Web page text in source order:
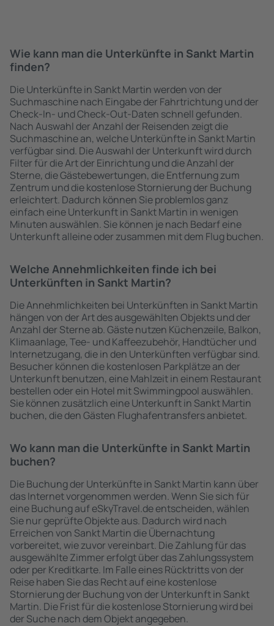
Wie kann man die Unterkünfte in Sankt Martin
finden?
Die Unterkünfte in Sankt Martin werden von der
Suchmaschine nach Eingabe der Fahrtrichtung und der
Check-In- und Check-Out-Daten schnell gefunden.
Nach Auswahl der Anzahl der Reisenden zeigt die
Suchmaschine an, welche Unterkünfte in Sankt Martin
verfügbar sind. Die Auswahl der Unterkunft wird durch
Filter für die Art der Einrichtung und die Anzahl der
Sterne, die Gästebewertungen, die Entfernung zum
Zentrum und die kostenlose Stornierung der Buchung
erleichtert. Dadurch können Sie problemlos ganz
einfach eine Unterkunft in Sankt Martin in wenigen
Minuten auswählen. Sie können je nach Bedarf eine
Unterkunft alleine oder zusammen mit dem Flug buchen.
Welche Annehmlichkeiten finde ich bei
Unterkünften in Sankt Martin?
Die Annehmlichkeiten bei Unterkünften in Sankt Martin
hängen von der Art des ausgewählten Objekts und der
Anzahl der Sterne ab. Gäste nutzen Küchenzeile, Balkon,
Klimaanlage, Tee- und Kaffeezubehör, Handtücher und
Internetzugang, die in den Unterkünften verfügbar sind.
Besucher können die kostenlosen Parkplätze an der
Unterkunft benutzen, eine Mahlzeit in einem Restaurant
bestellen oder ein Hotel mit Swimmingpool auswählen.
Sie können zusätzlich eine Unterkunft in Sankt Martin
buchen, die den Gästen Flughafentransfers anbietet.
Wo kann man die Unterkünfte in Sankt Martin
buchen?
Die Buchung der Unterkünfte in Sankt Martin kann über
das Internet vorgenommen werden. Wenn Sie sich für
eine Buchung auf eSkyTravel.de entscheiden, wählen
Sie nur geprüfte Objekte aus. Dadurch wird nach
Erreichen von Sankt Martin die Übernachtung
vorbereitet, wie zuvor vereinbart. Die Zahlung für das
ausgewählte Zimmer erfolgt über das Zahlungssystem
oder per Kreditkarte. Im Falle eines Rücktritts von der
Reise haben Sie das Recht auf eine kostenlose
Stornierung der Buchung von der Unterkunft in Sankt
Martin. Die Frist für die kostenlose Stornierung wird bei
der Suche nach dem Objekt angegeben.